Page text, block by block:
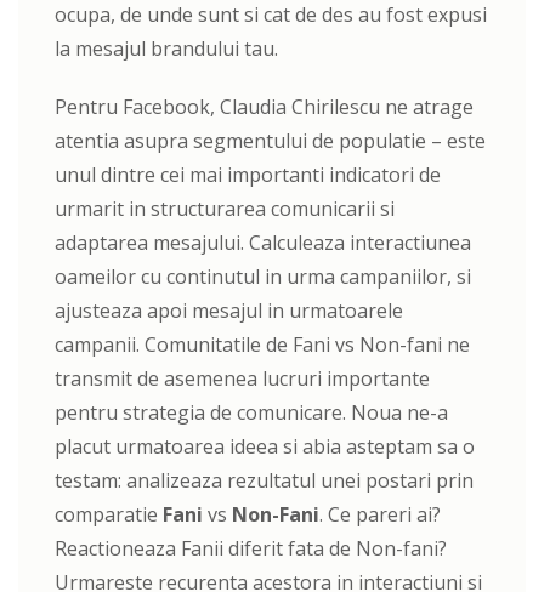
ocupa, de unde sunt si cat de des au fost expusi
la mesajul brandului tau.
Pentru Facebook, Claudia Chirilescu ne atrage
atentia asupra segmentului de populatie – este
unul dintre cei mai importanti indicatori de
urmarit in structurarea comunicarii si
adaptarea mesajului. Calculeaza interactiunea
oameilor cu continutul in urma campaniilor, si
ajusteaza apoi mesajul in urmatoarele
campanii. Comunitatile de Fani vs Non-fani ne
transmit de asemenea lucruri importante
pentru strategia de comunicare. Noua ne-a
placut urmatoarea ideea si abia asteptam sa o
testam: analizeaza rezultatul unei postari prin
comparatie Fani vs Non-Fani. Ce pareri ai?
Reactioneaza Fanii diferit fata de Non-fani?
Urmareste recurenta acestora in interactiuni si